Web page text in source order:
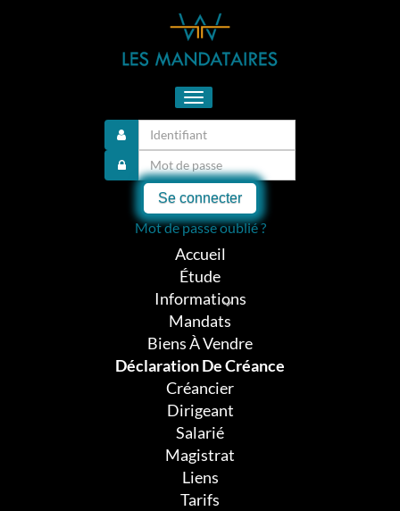
Toggle
navigation
Se connecter
Mot de passe oublié ?
Accueil
Étude
Informations
Mandats
Biens À Vendre
Déclaration De Créance
Créancier
Dirigeant
Salarié
Magistrat
Liens
Tarifs